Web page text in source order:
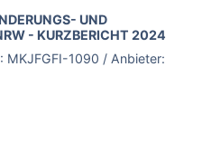
UND
- KURZBERICHT 2024
MKJFGFI-1090 / Anbieter: